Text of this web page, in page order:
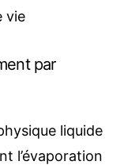
vie
par
liquide
l’évaporation